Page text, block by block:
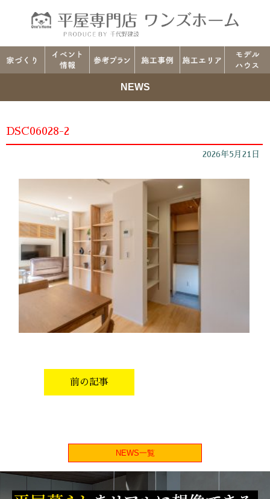
NEWS
DSC06028-2
2026年5月21日
前の記事
NEWS一覧